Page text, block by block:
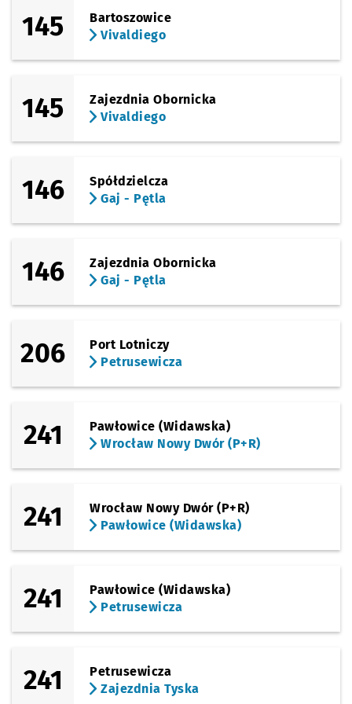
145
Bartoszowice
Vivaldiego
145
Zajezdnia Obornicka
Vivaldiego
146
Spółdzielcza
Gaj - Pętla
146
Zajezdnia Obornicka
Gaj - Pętla
206
Port Lotniczy
Petrusewicza
241
Pawłowice (Widawska)
Wrocław Nowy Dwór (P+R)
241
Wrocław Nowy Dwór (P+R)
Pawłowice (Widawska)
241
Pawłowice (Widawska)
Petrusewicza
241
Petrusewicza
Zajezdnia Tyska